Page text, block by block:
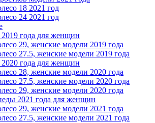
18 2021 год
24 2021 год
года для женщин
29, женские модели 2019 года
27.5, женские модели 2019 года
года для женщин
28, женские модели 2020 года
27.5, женские модели 2020 года
29, женские модели 2020 года
2021 года для женщин
29, женские модели 2021 года
27.5, женские модели 2021 года